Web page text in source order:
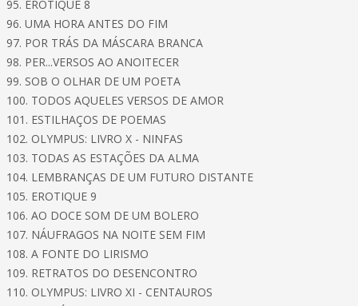
95. EROTIQUE 8
96. UMA HORA ANTES DO FIM
97. POR TRÁS DA MÁSCARA BRANCA
98. PER...VERSOS AO ANOITECER
99. SOB O OLHAR DE UM POETA
100. TODOS AQUELES VERSOS DE AMOR
101. ESTILHAÇOS DE POEMAS
102. OLYMPUS: LIVRO X - NINFAS
103. TODAS AS ESTAÇÕES DA ALMA
104. LEMBRANÇAS DE UM FUTURO DISTANTE
105. EROTIQUE 9
106. AO DOCE SOM DE UM BOLERO
107. NÁUFRAGOS NA NOITE SEM FIM
108. A FONTE DO LIRISMO
109. RETRATOS DO DESENCONTRO
110. OLYMPUS: LIVRO XI - CENTAUROS